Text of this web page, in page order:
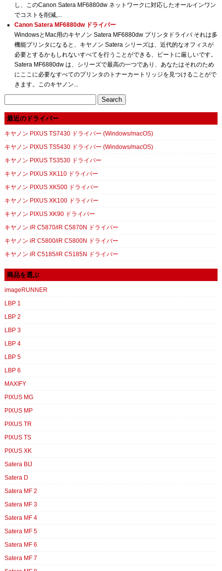
し、このCanon Satera MF6880dw ネットワークに対応したオールインワン
でコストを削減,...
Canon Satera MF6880dw ドライバー
WindowsとMac用のキヤノン Satera MF6880dw プリンタドライバ それは多
機能プリンタになると、キヤノン Satera シリーズは、近代的なオフィスが
必要とするかもしれないすべてを行うことができる、ビートに厳しいです。
Satera MF6880dw は、シリーズで最高の一つであり、あなたはそれのため
にここに必要なすべてのプリンタのトナーカートリッジを見つけることがで
きます。このキヤノン...
最近のドライバー
キヤノン PIXUS TS7430 ドライバー (Windows/macOS)
キヤノン PIXUS TS5430 ドライバー (Windows/macOS)
キヤノン PIXUS TS3530 ドライバー
キヤノン PIXUS XK110 ドライバー
キヤノン PIXUS XK500 ドライバー
キヤノン PIXUS XK100 ドライバー
キヤノン PIXUS XK90 ドライバー
キヤノン iR C5870/iR C5870N ドライバー
キヤノン iR C5800/iR C5800N ドライバー
キヤノン iR C5185/iR C5185N ドライバー
商品を選ぶ
imageRUNNER
LBP 1
LBP 2
LBP 3
LBP 4
LBP 5
LBP 6
MAXIFY
PIXUS MG
PIXUS MP
PIXUS TR
PIXUS TS
PIXUS XK
Satera BIJ
Satera D
Satera MF 2
Satera MF 3
Satera MF 4
Satera MF 5
Satera MF 6
Satera MF 7